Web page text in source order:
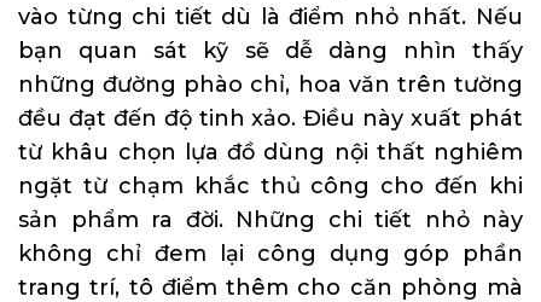
vào từng chi tiết dù là điểm nhỏ nhất. Nếu
bạn quan sát kỹ sẽ dễ dàng nhìn thấy
những đường phào chỉ, hoa văn trên tường
đều đạt đến độ tinh xảo. Điều này xuất phát
từ khâu chọn lựa đồ dùng nội thất nghiêm
ngặt từ chạm khắc thủ công cho đến khi
sản phẩm ra đời. Những chi tiết nhỏ này
không chỉ đem lại công dụng góp phần
trang trí, tô điểm thêm cho căn phòng mà